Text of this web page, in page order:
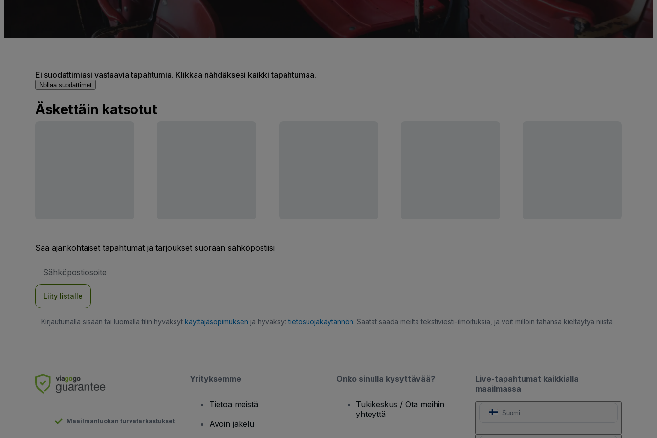
Ei suodattimiasi vastaavia tapahtumia. Klikkaa nähdäksesi kaikki tapahtumaa.
Nollaa suodattimet
Äskettäin katsotut
Saa ajankohtaiset tapahtumat ja tarjoukset suoraan sähköpostiisi
Liity listalle
Kirjautumalla sisään tai luomalla tilin hyväksyt käyttäjäsopimuksen ja hyväksyttietosuojakäytännön. Saatat saada meiltä tekstiviesti-ilmoituksia, ja voit milloin tahansa kieltäytyä niistä.
Live-tapahtumat kaikkialla
maailmassa
Suomi
Maailmanluokan turvatarkastukset
Yrityksemme
Tietoa meistä
Avoin jakelu
Onko sinulla kysyttävää?
Tukikeskus / Ota meihin
yhteyttä